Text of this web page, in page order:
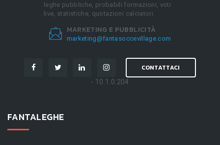
leghe pubbliche, probabili formazioni, voti
live, statistiche, quotazioni calciatori.
MARKETING E PUBBLICITÀ
marketing@fantasoccevillage.com
CONTATTACI
- 10.1.0.204
FANTALEGHE